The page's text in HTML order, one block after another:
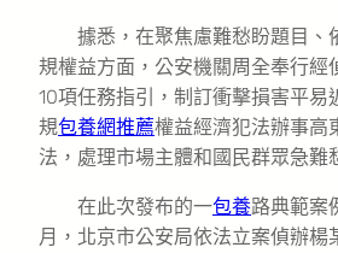
據悉，在聚焦慮難愁盼題目、
規權益方面，公安機關周全奉行經
10項任務指引，制訂衝擊損害平易
規包養網推薦權益經濟犯法辦事高
法，處理市場主體和國民群眾急難
在此次發布的一包養路典範案
月，北京市公安局依法立案偵辦楊